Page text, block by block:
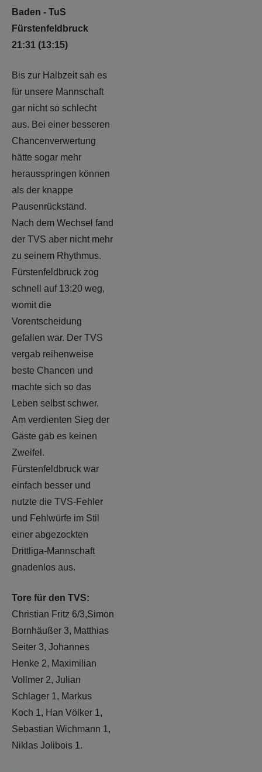
Baden - TuS
Fürstenfeldbruck
21:31 (13:15)
Bis zur Halbzeit sah es
für unsere Mannschaft
gar nicht so schlecht
aus. Bei einer besseren
Chancenverwertung
hätte sogar mehr
herausspringen können
als der knappe
Pausenrückstand.
Nach dem Wechsel fand
der TVS aber nicht mehr
zu seinem Rhythmus.
Fürstenfeldbruck zog
schnell auf 13:20 weg,
womit die
Vorentscheidung
gefallen war. Der TVS
vergab reihenweise
beste Chancen und
machte sich so das
Leben selbst schwer.
Am verdienten Sieg der
Gäste gab es keinen
Zweifel.
Fürstenfeldbruck war
einfach besser und
nutzte die TVS-Fehler
und Fehlwürfe im Stil
einer abgezockten
Drittliga-Mannschaft
gnadenlos aus.
Tore für den TVS:
Christian Fritz 6/3,Simon
Bornhäußer 3, Matthias
Seiter 3, Johannes
Henke 2, Maximilian
Vollmer 2, Julian
Schlager 1, Markus
Koch 1, Han Völker 1,
Sebastian Wichmann 1,
Niklas Jolibois 1.